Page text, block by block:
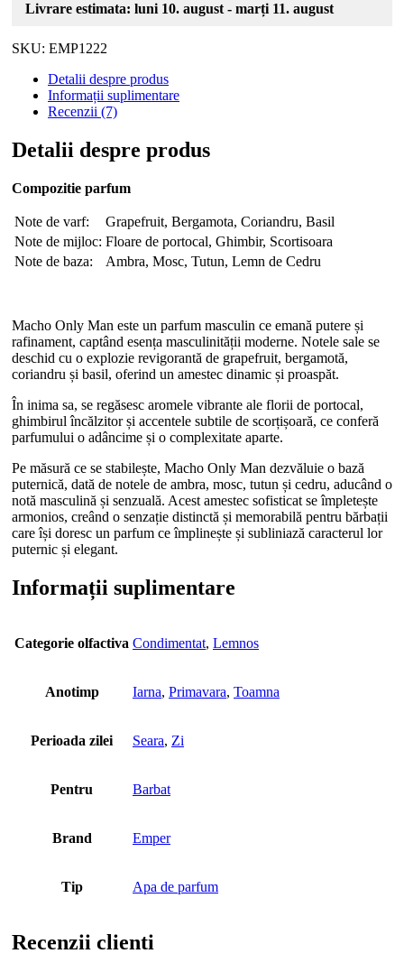
Livrare estimata: luni 10. august - marți 11. august
SKU: EMP1222
Detalii despre produs
Informații suplimentare
Recenzii (7)
Detalii despre produs
Compozitie parfum
Note de varf:
Grapefruit, Bergamota, Coriandru, Basil
Note de mijloc: Floare de portocal, Ghimbir, Scortisoara
Note de baza:
Ambra, Mosc, Tutun, Lemn de Cedru
Macho Only Man este un parfum masculin ce emană putere și
rafinament, captând esența masculinității moderne. Notele sale se
deschid cu o explozie revigorantă de grapefruit, bergamotă,
coriandru și basil, oferind un amestec dinamic și proaspăt.
În inima sa, se regăsesc aromele vibrante ale florii de portocal,
ghimbirul încălzitor și accentele subtile de scorțișoară, ce conferă
parfumului o adâncime și o complexitate aparte.
Pe măsură ce se stabilește, Macho Only Man dezvăluie o bază
puternică, dată de notele de ambra, mosc, tutun și cedru, aducând o
notă masculină și senzuală. Acest amestec sofisticat se împletește
armonios, creând o senzație distinctă și memorabilă pentru bărbații
care își doresc un parfum ce împlinește și subliniază caracterul lor
puternic și elegant.
Informații suplimentare
Categorie olfactiva Condimentat, Lemnos
Anotimp Iarna, Primavara, Toamna
Perioada zilei Seara, Zi
Pentru Barbat
Brand Emper
Tip Apa de parfum
Recenzii clienti